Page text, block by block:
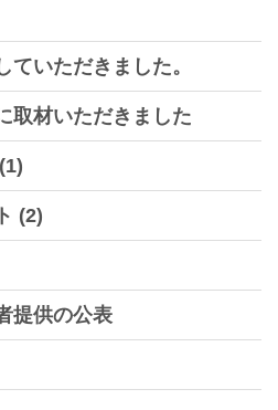
ていただきました。
取材いただきました
(1)
(2)
提供の公表